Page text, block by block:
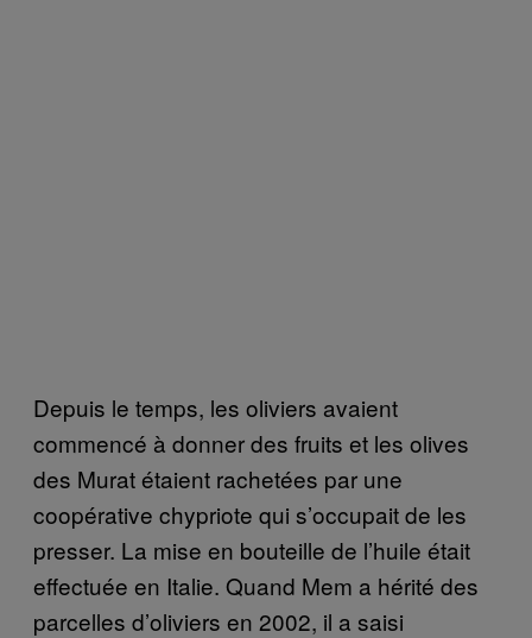
Depuis le temps, les oliviers avaient
commencé à donner des fruits et les olives
des Murat étaient rachetées par une
coopérative chypriote qui s’occupait de les
presser. La mise en bouteille de l’huile était
effectuée en Italie. Quand Mem a hérité des
parcelles d’oliviers en 2002, il a saisi